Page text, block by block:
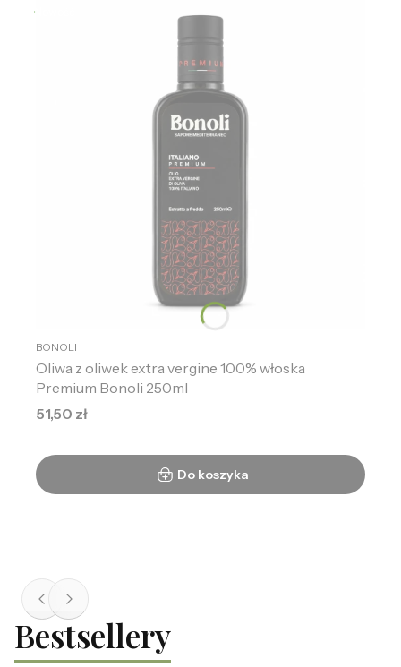
BONOLI
Oliwa z oliwek extra vergine 100% włoska
Premium Bonoli 250ml
Cena
51,50 zł
Do koszyka
Bestsellery